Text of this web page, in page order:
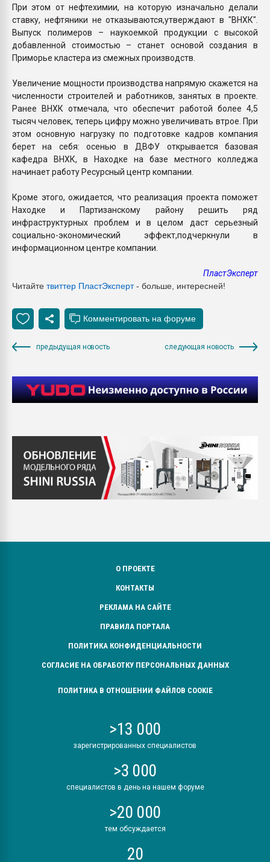
При этом от нефтехимии, на которую изначально делали
ставку, нефтяники не отказываются,утверждают в "ВНХК".
Выпуск полимеров – наукоемкой продукции с высокой
добавленной стоимостью – станет основой создания в
Приморье кластера из смежных производств.
Увеличение мощности производства напрямую скажется на
численности строителей и работников, занятых в проекте.
Ранее ВНХК отмечала, что обеспечит работой более 4,5
тысяч человек, теперь цифру можно увеличивать втрое. При
этом основную нагрузку по подготовке кадров компания
берет на себя: осенью в ДВФУ открывается базовая
кафедра ВНХК, в Находке на базе местного колледжа
начинает работу Ресурсный центр компании.
Кроме этого, ожидается, что реализация проекта поможет
Находке и Партизанскому району решить ряд
инфраструктурных проблем и в целом даст серьезный
социально-экономический эффект,подчеркнули в
информационном центре компании.
ПластЭксперт
Читайте твиттер ПластЭксперт- больше, интересней!
предыдущая новость следующая новость
О ПРОЕКТЕ
КОНТАКТЫ
РЕКЛАМА НА САЙТЕ
ПРАВИЛА ПОРТАЛА
ПОЛИТИКА КОНФИДЕНЦИАЛЬНОСТИ
СОГЛАСИЕ НА ОБРАБОТКУ ПЕРСОНАЛЬНЫХ ДАННЫХ
ПОЛИТИКА В ОТНОШЕНИИ ФАЙЛОВ COOKIE
>13 000
зарегистрированных специалистов
>3 000
специалистов в день на нашем форуме
>20 000
тем обсуждается
20